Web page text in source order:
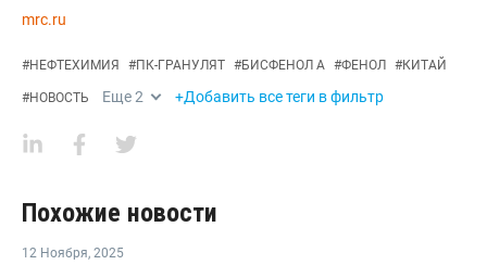
mrc.ru
#НЕФТЕХИМИЯ #ПК-ГРАНУЛЯТ #БИСФЕНОЛ А #ФЕНОЛ #КИТАЙ
#НОВОСТЬ Еще2 +Добавить все теги в фильтр
Похожие новости
12 Ноября, 2025